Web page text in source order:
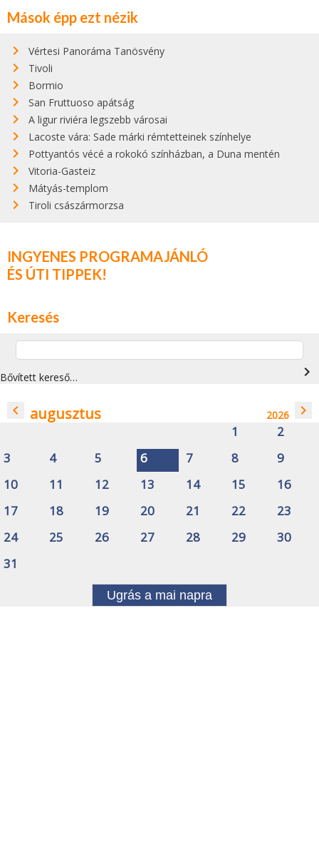
Mások épp ezt nézik
Vértesi Panoráma Tanösvény
Tivoli
Bormio
San Fruttuoso apátság
A ligur riviéra legszebb városai
Lacoste vára: Sade márki rémtetteinek színhelye
Pottyantós vécé a rokokó színházban, a Duna mentén
Vitoria-Gasteiz
Mátyás-templom
Tiroli császármorzsa
INGYENES PROGRAMAJÁNLÓ
ÉS ÚTI TIPPEK!
Keresés
Bővített kereső… navigate_next
navigate_before augusztus 2026 navigate_next
1
2
3
4 5 6 7 8
9
10
11 12 13 14 15
16
17
18 19 20 21 22
23
24
25 26 27 28 29
30
31
Ugrás a mai napra